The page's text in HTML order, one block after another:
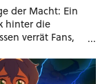
der Macht: Ein
hinter die
verrät Fans,
in Staffel 3 auf